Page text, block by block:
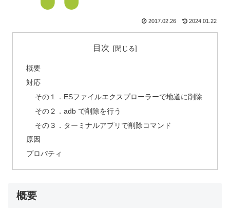
2017.02.26 2024.01.22
目次
概要
対応
その１．ESファイルエクスプローラーで地道に削除
その２．adb で削除を行う
その３．ターミナルアプリで削除コマンド
原因
プロパティ
概要